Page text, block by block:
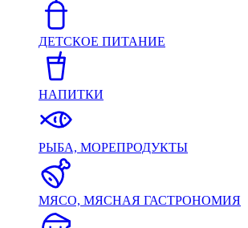
ДЕТСКОЕ ПИТАНИЕ
НАПИТКИ
РЫБА, МОРЕПРОДУКТЫ
МЯСО, МЯСНАЯ ГАСТРОНОМИЯ